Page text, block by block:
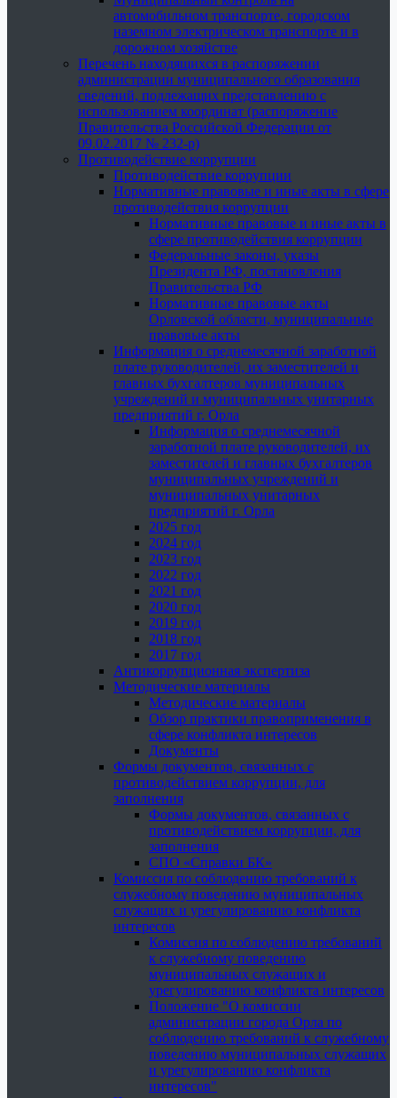
автомобильном транспорте, городском
наземном электрическом транспорте и в
дорожном хозяйстве
Перечень находящихся в распоряжении
администрации муниципального образования
сведений, подлежащих представлению с
использованием координат (распоряжение
Правительства Российской Федерации от
09.02.2017 № 232-р)
Противодействие коррупции
Противодействие коррупции
Нормативные правовые и иные акты в сфере
противодействия коррупции
Нормативные правовые и иные акты в
сфере противодействия коррупции
Федеральные законы, указы
Президента РФ, постановления
Правительства РФ
Нормативные правовые акты
Орловской области, муниципальные
правовые акты
Информация о среднемесячной заработной
плате руководителей, их заместителей и
главных бухгалтеров муниципальных
учреждений и муниципальных унитарных
предприятий г. Орла
Информация о среднемесячной
заработной плате руководителей, их
заместителей и главных бухгалтеров
муниципальных учреждений и
муниципальных унитарных
предприятий г. Орла
2025 год
2024 год
2023 год
2022 год
2021 год
2020 год
2019 год
2018 год
2017 год
Антикоррупционная экспертиза
Методические материалы
Методические материалы
Обзор практики правоприменения в
сфере конфликта интересов
Документы
Формы документов, связанных с
противодействием коррупции, для
заполнения
Формы документов, связанных с
противодействием коррупции, для
заполнения
СПО «Справки БК»
Комиссия по соблюдению требований к
служебному поведению муниципальных
служащих и урегулированию конфликта
интересов
Комиссия по соблюдению требований
к служебному поведению
муниципальных служащих и
урегулированию конфликта интересов
Положение "О комиссии
администрации города Орла по
соблюдению требований к служебному
поведению муниципальных служащих
и урегулированию конфликта
интересов"